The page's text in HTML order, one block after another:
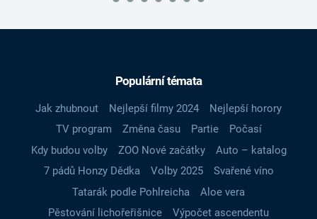
Populární témata
Jak zhubnout Nejlepší filmy 2024
Nejlepší horory
TV program
Změna času Partie
Počasí
Kdy budou volby
ZOO Nové začátky
Auto – katalog
7 pádů Honzy Dědka
Volby 2025
Svařené víno
Tatarák podle Pohlreicha
Aloe vera
Pěstování lichořeřišnice
Výpočet ascendentu